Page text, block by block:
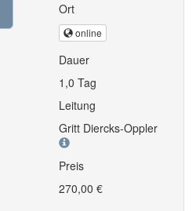
Ort
online
Dauer
1,0 Tag
Leitung
Gritt Diercks-Oppler
Preis
270,00 €